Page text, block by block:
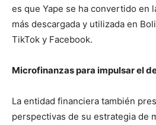
es que Yape se ha convertido en
más descargada y utilizada en
TikTok y Facebook.
Microfinanzas para impulsar el
La entidad financiera también
perspectivas de su estrategia de